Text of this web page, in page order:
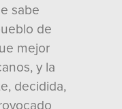
sabe
de
mejor
y la
decidida,